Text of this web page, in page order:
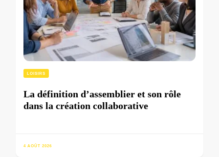
LOISIRS
La définition d’assemblier et son rôle
dans la création collaborative
4 AOÛT 2026